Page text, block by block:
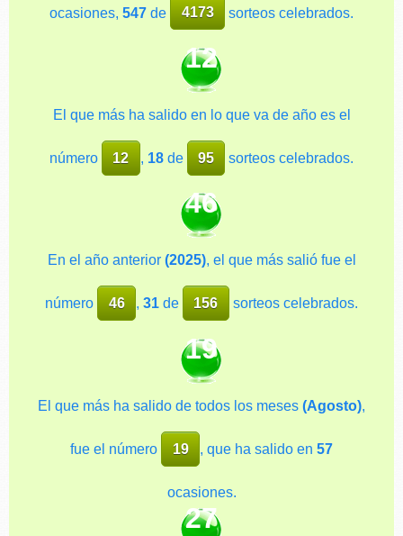
ocasiones,547 de 4173 sorteos celebrados.
12
El que más ha salido en lo que va de año es el
número 12 , 18de 95 sorteos celebrados.
46
En el año anterior (2025), el que más salió fue el
número 46 , 31 de 156 sorteos celebrados.
19
El que más ha salido de todos los meses (Agosto),
fue el número 19 , que ha salido en 57
ocasiones.
27